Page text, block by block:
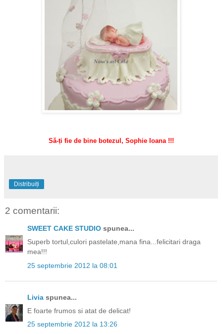
Să-ți fie de bine botezul, Sophie Ioana !!!
Distribuiți
2 comentarii:
SWEET CAKE STUDIO spunea...
Superb tortul,culori pastelate,mana fina...felicitari draga
mea!!!
25 septembrie 2012 la 08:01
Livia spunea...
E foarte frumos si atat de delicat!
25 septembrie 2012 la 13:26